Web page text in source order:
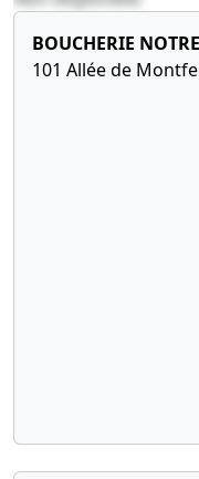
BOUCHERIE
101 Allée de